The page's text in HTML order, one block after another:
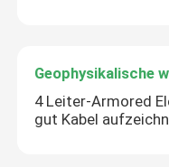
Geophysikalische
4 Leiter-Armored
gut Kabel